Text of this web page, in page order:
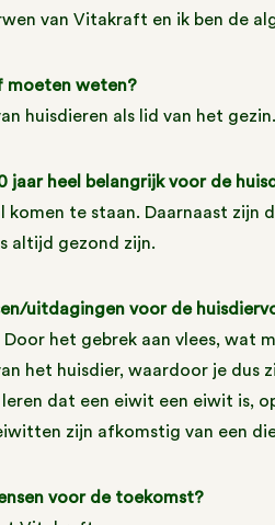
van Vitakraft en ik ben de
moeten weten?
huisdieren als lid van het gezin.
jaar heel belangrijk voor de
te staan. Daarnaast zijn
altijd gezond zijn.
uitdagingen voor de
het gebrek aan vlees, wat
het huisdier, waardoor je dus
dat een eiwit een eiwit is,
zijn afkomstig van een
voor de toekomst?